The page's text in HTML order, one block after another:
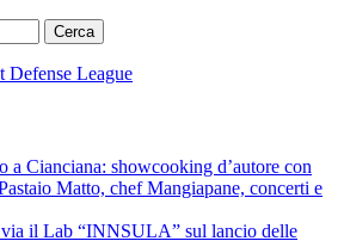
a Cianciana: showcooking d’autore con
Matto, chef Mangiapane, concerti e
il Lab “INNSULA” sul lancio delle